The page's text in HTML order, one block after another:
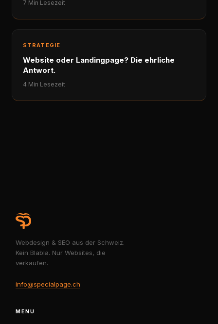
7 Min Lesezeit
STRATEGIE
Website oder Landingpage? Die ehrliche
Antwort.
4 Min Lesezeit
Webdesign & SEO aus der Schweiz.
Kein Blabla. Nur Websites, die
verkaufen.
info@specialpage.ch
MENU